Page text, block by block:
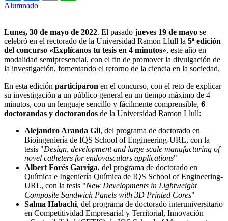
Alumnado
Lunes, 30 de mayo de 2022. El pasado jueves 19 de mayo se
celebró en el rectorado de la Universidad Ramon Llull la 5ª edición
del concurso «Explícanos tu tesis en 4 minutos», este año en
modalidad semipresencial, con el fin de promover la divulgación de
la investigación, fomentando el retorno de la ciencia en la sociedad.
En esta edición participaron en el concurso, con el reto de explicar
su investigación a un público general en un tiempo máximo de 4
minutos, con un lenguaje sencillo y fácilmente comprensible, 6
doctorandas y doctorandos de la Universidad Ramon Llull:
Alejandro Aranda Gil, del programa de doctorado en
Bioingeniería de IQS School of Engineering-URL, con la
tesis "Design, development and large scale manufacturing of
novel catheters for endovasculars applications"
Albert Forés Garriga, del programa de doctorado en
Química e Ingeniería Química de IQS School of Engineering-
URL, con la tesis "New Developments in Lightweight
Composite Sandwich Panels with 3D Printed Cores"
Salma Habachi, del programa de doctorado interuniversitario
en Competitividad Empresarial y Territorial, Innovación